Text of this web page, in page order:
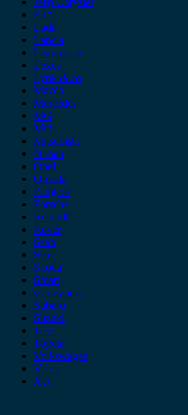
KIA
Lada
Lancia
Leapmotor
Lexus
Lynk & co
Mazda
Mercedes
MG
Mini
Mitsubishi
Nissan
Opel
Omoda
Peugeot
Porsche
Renault
Rover
Saab
Seat
Skoda
Smart
ssangyong
Subaru
Suzuki
Tesla
Toyota
Volkswagen
Volvo
Xev